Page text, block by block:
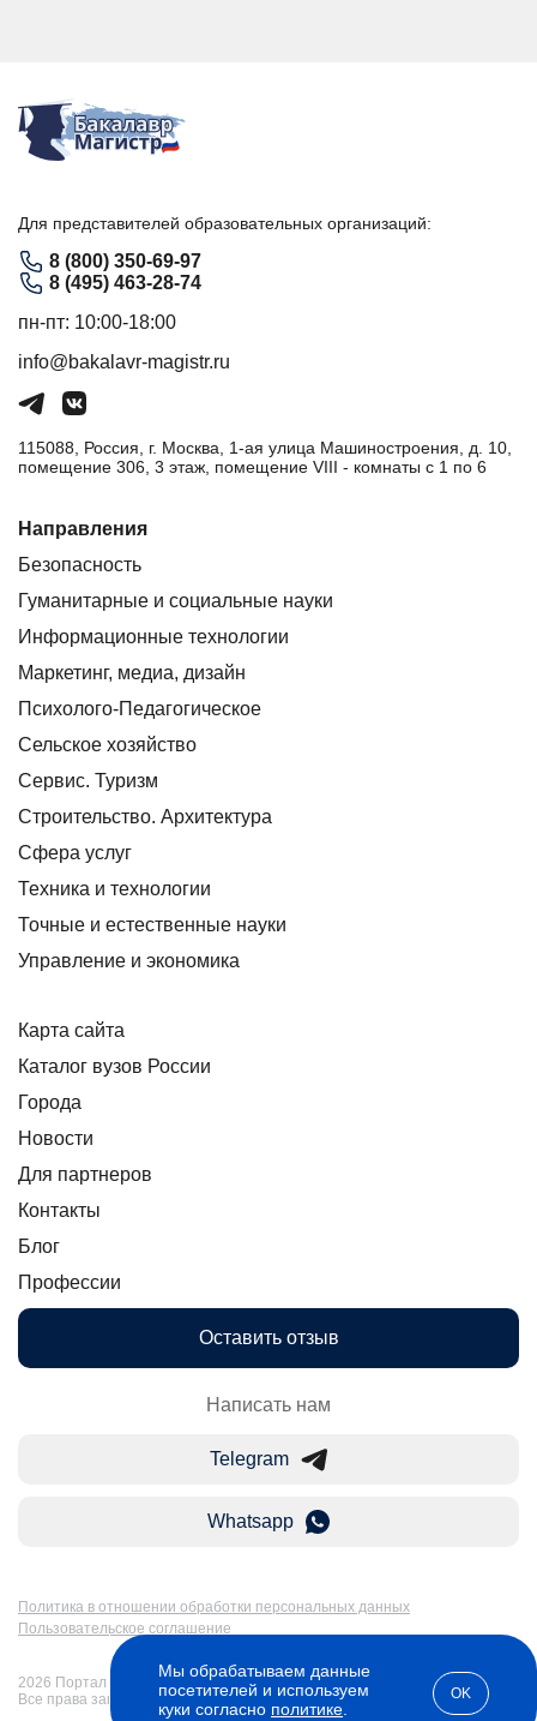
Для представителей образовательных организаций:
8 (800) 350-69-97
8 (495) 463-28-74
пн-пт: 10:00-18:00
info@bakalavr-magistr.ru
115088, Россия, г. Москва, 1-ая улица Машиностроения, д. 10,
помещение 306, 3 этаж, помещение VIII - комнаты с 1 по 6
Направления
Безопасность
Гуманитарные и социальные науки
Информационные технологии
Маркетинг, медиа, дизайн
Психолого-Педагогическое
Сельское хозяйство
Сервис. Туризм
Строительство. Архитектура
Сфера услуг
Техника и технологии
Точные и естественные науки
Управление и экономика
Карта сайта
Каталог вузов России
Города
Новости
Для партнеров
Контакты
Блог
Профессии
Оставить отзыв
Написать нам
Telegram
Whatsapp
Политика в отношении обработки персональных данных
Пользовательское соглашение
2026 Портал Бакалавр-Магистр: дистанционное образование в России.
Все права защищены
Мы обрабатываем данные
посетителей и используем
куки согласно политике
OK